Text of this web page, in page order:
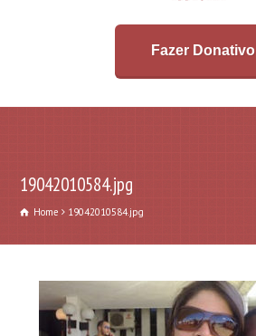
Fazer Donativo
19042010584.jpg
Home 19042010584.jpg